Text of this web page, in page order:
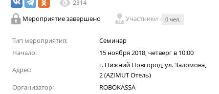
2314
Мероприятие завершено Участники 0 чел.
Тип мероприятия:
Семинар
Начало:
15 ноября 2018, четверг в 10:00
Адрес:
г. Нижний Новгород, ул. Заломова,
2 (AZIMUT Отель)
Организатор:
ROBOKASSA